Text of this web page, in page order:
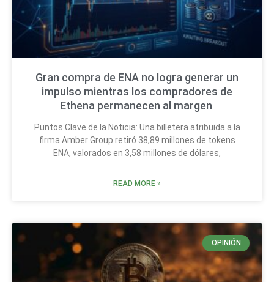
Gran compra de ENA no logra generar un
impulso mientras los compradores de
Ethena permanecen al margen
Puntos Clave de la Noticia: Una billetera atribuida a la
firma Amber Group retiró 38,89 millones de tokens
ENA, valorados en 3,58 millones de dólares,
READ MORE »
OPINIÓN